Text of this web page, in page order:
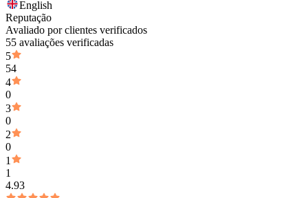
English
Reputação
Avaliado por clientes verificados
55 avaliações verificadas
5
54
4
0
3
0
2
0
1
1
4.93